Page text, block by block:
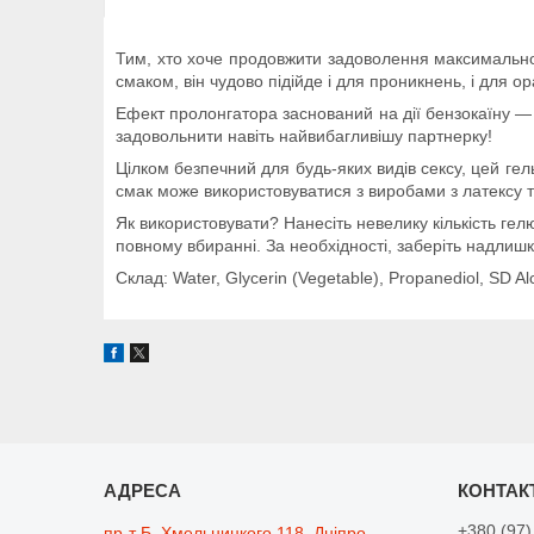
Тим, хто хоче продовжити задоволення
смаком, він чудово підійде і для проникнень, і для
Ефект пролонгатора заснований на дії бензокаїну
задовольнити навіть найвибагливішу партнерку!
Цілком безпечний для будь-яких видів сексу, цей
смак може використовуватися з виробами з латексу
Як використовувати? Нанесіть невелику кількість
повному вбиранні. За необхідності, заберіть
Склад: Water, Glycerin (Vegetable), Propanediol, SD